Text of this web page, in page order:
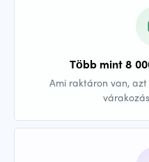
Több mint 8
Ami raktáron van,